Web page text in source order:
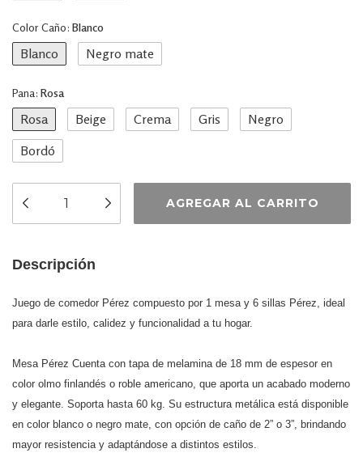
Color Caño: Blanco
Blanco Negro mate
Pana: Rosa
Rosa Beige Crema Gris
Negro
Bordó
Descripción
Juego de comedor Pérez compuesto por 1 mesa y 6 sillas Pérez, ideal
para darle estilo, calidez y funcionalidad a tu hogar.
Mesa Pérez Cuenta con tapa de melamina de 18 mm de espesor en
color olmo finlandés o roble americano, que aporta un acabado moderno
y elegante. Soporta hasta 60 kg. Su estructura metálica está disponible
en color blanco o negro mate, con opción de caño de 2” o 3”, brindando
mayor resistencia y adaptándose a distintos estilos.